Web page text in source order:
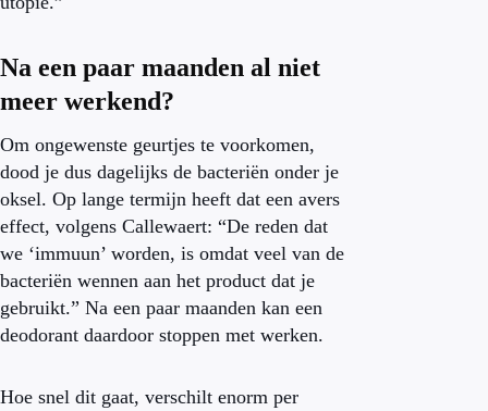
Na een paar maanden al niet
meer werkend?
Om ongewenste geurtjes te voorkomen,
dood je dus dagelijks de bacteriën onder je
oksel. Op lange termijn heeft dat een avers
effect, volgens Callewaert: “De reden dat
we ‘immuun’ worden, is omdat veel van de
bacteriën wennen aan het product dat je
gebruikt.” Na een paar maanden kan een
deodorant daardoor stoppen met werken.
Hoe snel dit gaat, verschilt enorm per